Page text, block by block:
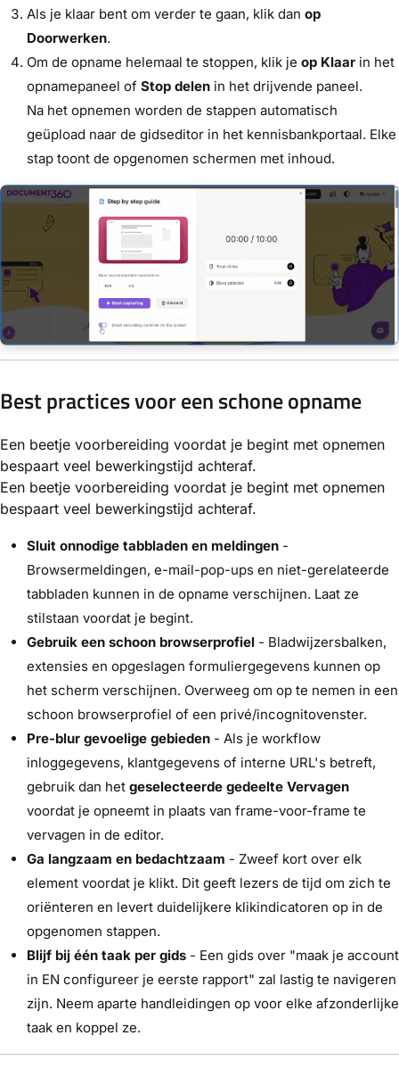
Als je klaar bent om verder te gaan, klik dan op
Doorwerken.
Om de opname helemaal te stoppen, klik je op Klaar in het
opnamepaneel of Stop delen in het drijvende paneel.
Na het opnemen worden de stappen automatisch
geüpload naar de gidseditor in het kennisbankportaal. Elke
stap toont de opgenomen schermen met inhoud.
Best practices voor een schone opname
Een beetje voorbereiding voordat je begint met opnemen
bespaart veel bewerkingstijd achteraf.
Een beetje voorbereiding voordat je begint met opnemen
bespaart veel bewerkingstijd achteraf.
Sluit onnodige tabbladen en meldingen -
Browsermeldingen, e-mail-pop-ups en niet-gerelateerde
tabbladen kunnen in de opname verschijnen. Laat ze
stilstaan voordat je begint.
Gebruik een schoon browserprofiel - Bladwijzersbalken,
extensies en opgeslagen formuliergegevens kunnen op
het scherm verschijnen. Overweeg om op te nemen in een
schoon browserprofiel of een privé/incognitovenster.
Pre-blur gevoelige gebieden - Als je workflow
inloggegevens, klantgegevens of interne URL's betreft,
gebruik dan het geselecteerde gedeelte Vervagen
voordat je opneemt in plaats van frame-voor-frame te
vervagen in de editor.
Ga langzaam en bedachtzaam - Zweef kort over elk
element voordat je klikt. Dit geeft lezers de tijd om zich te
oriënteren en levert duidelijkere klikindicatoren op in de
opgenomen stappen.
Blijf bij één taak per gids - Een gids over "maak je account
in EN configureer je eerste rapport" zal lastig te navigeren
zijn. Neem aparte handleidingen op voor elke afzonderlijke
taak en koppel ze.